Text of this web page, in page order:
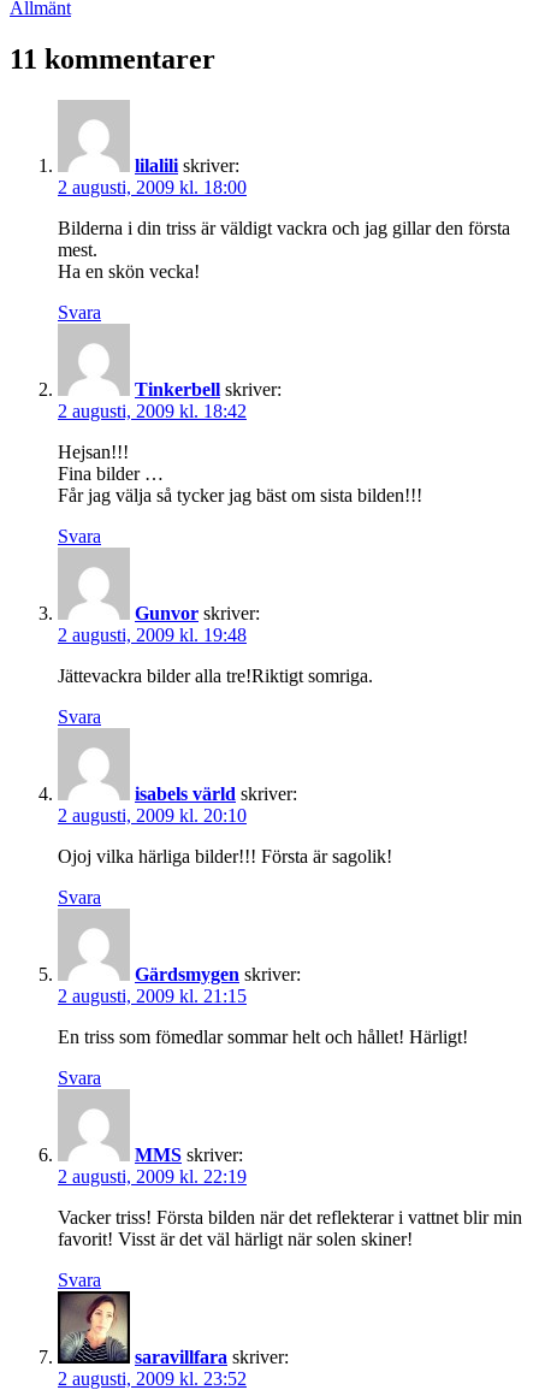
den
Kategoriserat
Allmänt
11 kommentarer
lilalili skriver:
2 augusti, 2009 kl. 18:00
Bilderna i din triss är väldigt vackra och jag gillar den första
mest.
Ha en skön vecka!
Svara
Tinkerbell skriver:
2 augusti, 2009 kl. 18:42
Hejsan!!!
Fina bilder …
Får jag välja så tycker jag bäst om sista bilden!!!
Svara
Gunvor skriver:
2 augusti, 2009 kl. 19:48
Jättevackra bilder alla tre!Riktigt somriga.
Svara
isabels värld skriver:
2 augusti, 2009 kl. 20:10
Ojoj vilka härliga bilder!!! Första är sagolik!
Svara
Gärdsmygen skriver:
2 augusti, 2009 kl. 21:15
En triss som fömedlar sommar helt och hållet! Härligt!
Svara
MMS skriver:
2 augusti, 2009 kl. 22:19
Vacker triss! Första bilden när det reflekterar i vattnet blir min
favorit! Visst är det väl härligt när solen skiner!
Svara
saravillfara skriver:
2 augusti, 2009 kl. 23:52